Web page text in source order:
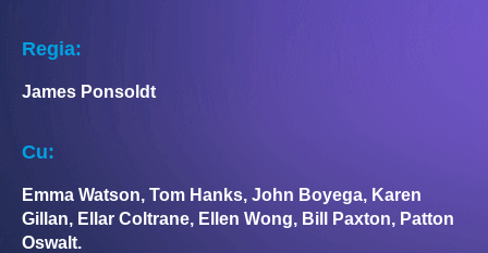
Regia:
James Ponsoldt
Cu:
Emma Watson, Tom Hanks, John Boyega, Karen
Gillan, Ellar Coltrane, Ellen Wong, Bill Paxton, Patton
Oswalt.